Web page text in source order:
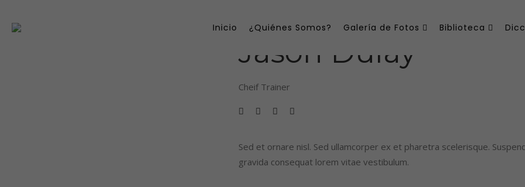
Inicio ¿Quiénes Somos? Galería de Fotos Biblioteca
Jason Dulay
Cheif Trainer
Sed et ornare nisl. Sed ullamcorper ex et pharetra scelerisque.
gravida consequat lorem vitae vestibulum.